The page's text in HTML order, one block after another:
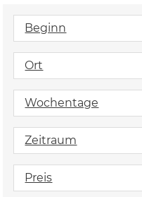
Beginn
Ort
Wochentage
Zeitraum
Preis